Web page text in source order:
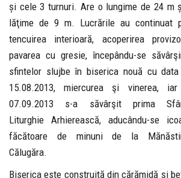
și cele 3 turnuri. Are o lungime de 24 m
lăţime de 9 m. Lucrările au continuat
tencuirea interioară, acoperirea
pavarea cu gresie, începându-se
sfintelor slujbe în biserica nouă cu
15.08.2013, miercurea şi vinerea,
07.09.2013 s-a săvârşit prima
Liturghie Arhierească, aducându-se
făcătoare de minuni de la
Călugăra.
Biserica este construită din cărămidă și